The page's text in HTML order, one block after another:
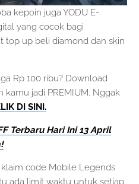
kepoin juga YODU E-
yang cocok bagi
top up beli diamond dan skin
Rp 100 ribu? Download
kamu jadi PREMIUM. Nggak
DI SINI.
Terbaru Hari Ini 13 April
code Mobile Legends
ada limit waktu untuk setiap